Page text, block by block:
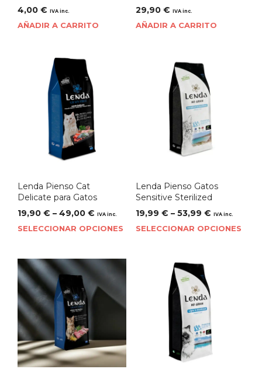
4,00 € IVA inc.
AÑADIR A CARRITO
29,90 € IVA inc.
AÑADIR A CARRITO
Lenda Pienso Cat
Delicate para Gatos
19,90 € – 49,00 € IVA inc.
SELECCIONAR OPCIONES
Lenda Pienso Gatos
Sensitive Sterilized
19,99 € – 53,99 € IVA inc.
SELECCIONAR OPCIONES